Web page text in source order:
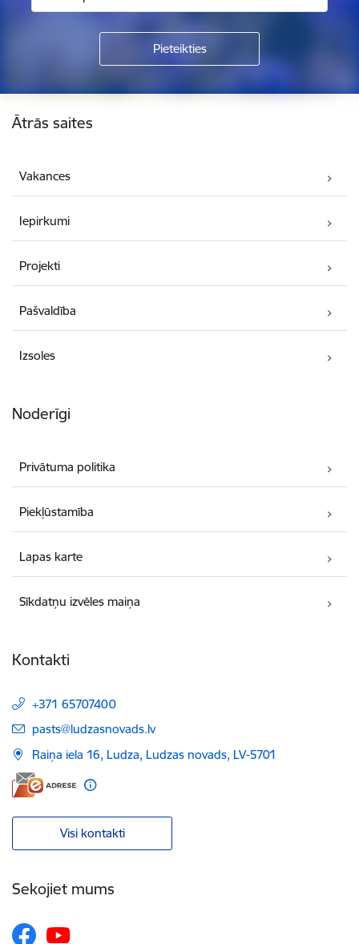
Kājene
Ātrās saites
Vakances
Iepirkumi
Projekti
Pašvaldība
Izsoles
Noderīgi
Privātuma politika
Piekļūstamība
Lapas karte
Sīkdatņu izvēles maiņa
Kontakti
+371 65707400
E-pasts:
pasts@ludzasnovads.lv
Raiņa iela 16, Ludza, Ludzas novads, LV-5701
Visi kontakti
Sekojiet mums